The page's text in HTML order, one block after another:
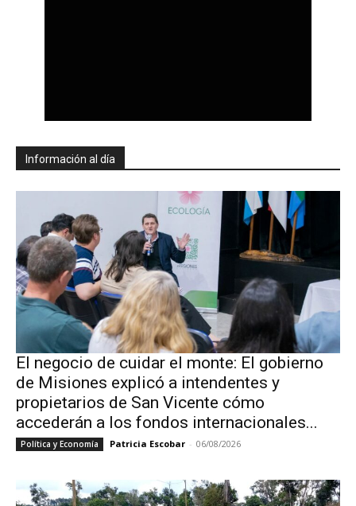
Información al día
El negocio de cuidar el monte: El gobierno
de Misiones explicó a intendentes y
propietarios de San Vicente cómo
accederán a los fondos internacionales...
Política y Economía Patricia Escobar - 06/08/2026